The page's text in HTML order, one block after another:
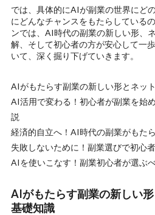
では、具体的にAIが副業の世界にど
にどんなチャンスをもたらしている
ンでは、AI時代の副業の新しい形、
解、そして初心者の方が安心して一
いて、深く掘り下げていきます。
AIがもたらす副業の新しい形とネッ
AI活用で変わる！初心者が副業を始
説
経済的自立へ！AI時代の副業がもた
失敗しないために！副業選びで初心
AIを使いこなす！副業初心者が選ぶ
AIがもたらす副業の新しい
基礎知識